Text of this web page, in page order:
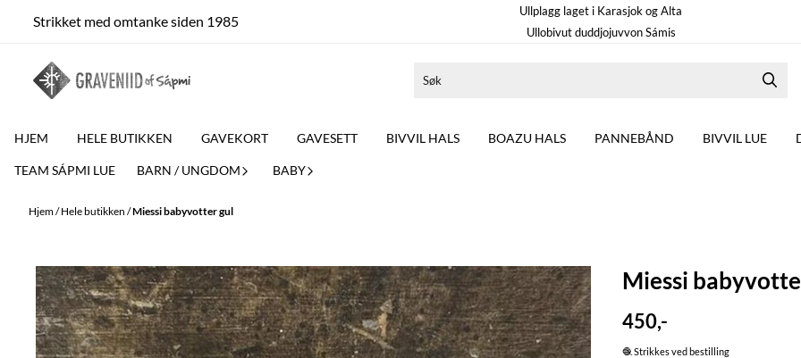
Hopp til innhold
Strikket med omtanke siden 1985
Ullplagg laget i Karasjok og Alta
Ullobivut duddjojuvvon Sámis
HJEM HELE BUTIKKEN GAVEKORT GAVESETT BIVVIL HALS BOAZU HALS PANNEBÅND BIVVIL LUE
TEAM SÁPMI LUE BARN / UNGDOM BABY
Hjem/Hele butikken /Miessi babyvotter gul
Miessi
450,-
🧶 Strikkes ved bestilling